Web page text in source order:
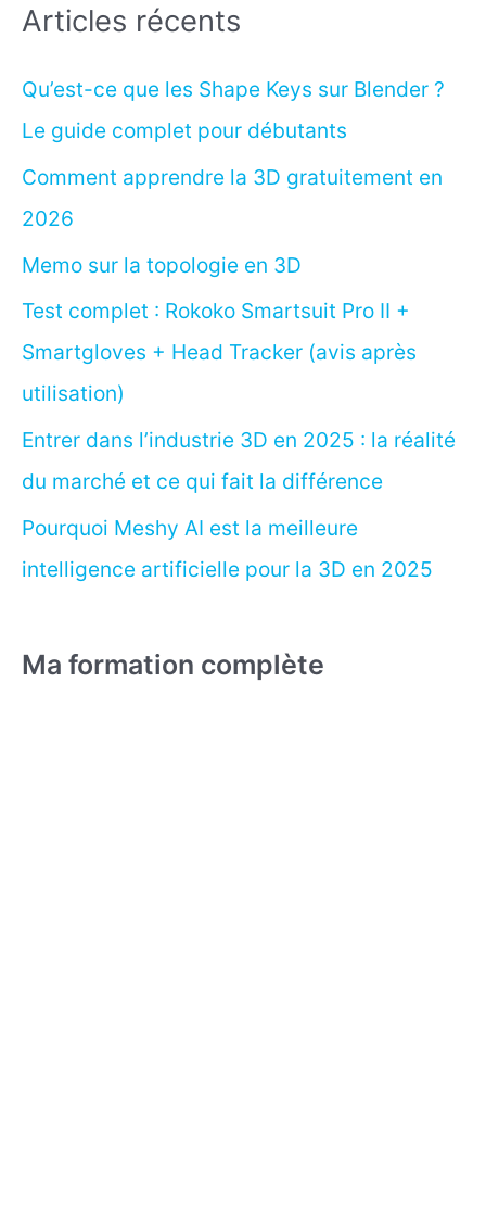
Articles récents
Qu’est-ce que les Shape Keys sur Blender ?
Le guide complet pour débutants
Comment apprendre la 3D gratuitement en
2026
Memo sur la topologie en 3D
Test complet : Rokoko Smartsuit Pro II +
Smartgloves + Head Tracker (avis après
utilisation)
Entrer dans l’industrie 3D en 2025 : la réalité
du marché et ce qui fait la différence
Pourquoi Meshy AI est la meilleure
intelligence artificielle pour la 3D en 2025
Ma formation complète